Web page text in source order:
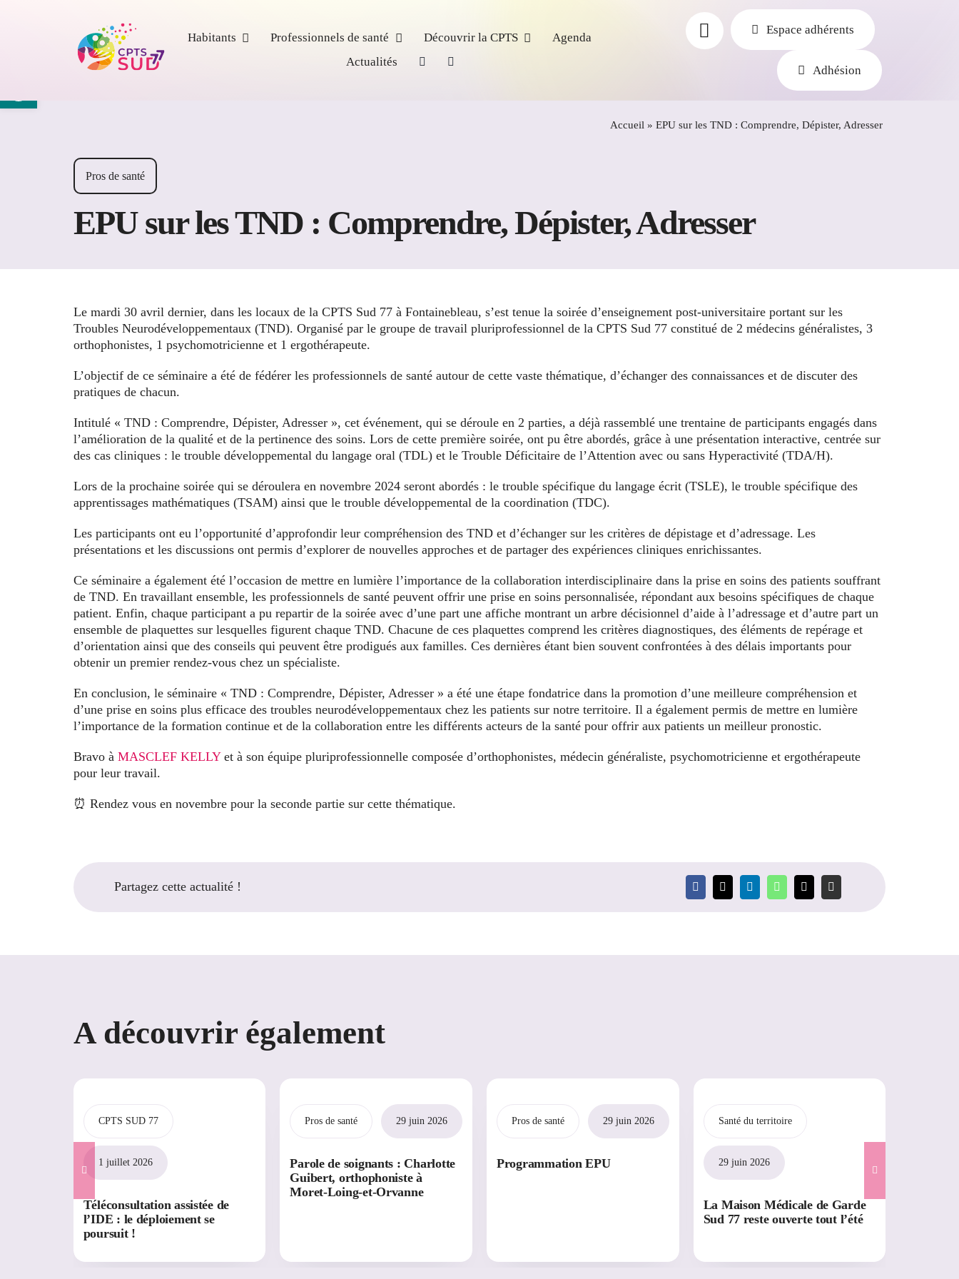
Habitants Professionnels de santé Découvrir la CPTS
Agenda
Actualités
Espace adhérents
Adhésion
Accueil» EPU sur les TND : Comprendre, Dépister, Adresser
Pros de santé
EPU sur les TND : Comprendre, Dépister, Adresser
Le mardi 30 avril dernier, dans les locaux de la CPTS Sud 77 à Fontainebleau, s’est tenue la soirée d’enseignement post-universitaire portant sur les
Troubles Neurodéveloppementaux (TND). Organisé par le groupe de travail pluriprofessionnel de la CPTS Sud 77 constitué de 2 médecins généralistes, 3
orthophonistes, 1 psychomotricienne et 1 ergothérapeute.
L’objectif de ce séminaire a été de fédérer les professionnels de santé autour de cette vaste thématique, d’échanger des connaissances et de discuter des
pratiques de chacun.
Intitulé « TND : Comprendre, Dépister, Adresser », cet événement, qui se déroule en 2 parties, a déjà rassemblé une trentaine de participants engagés dans
l’amélioration de la qualité et de la pertinence des soins. Lors de cette première soirée, ont pu être abordés, grâce à une présentation interactive, centrée sur
des cas cliniques : le trouble développemental du langage oral (TDL) et le Trouble Déficitaire de l’Attention avec ou sans Hyperactivité (TDA/H).
Lors de la prochaine soirée qui se déroulera en novembre 2024 seront abordés : le trouble spécifique du langage écrit (TSLE), le trouble spécifique des
apprentissages mathématiques (TSAM) ainsi que le trouble développemental de la coordination (TDC).
Les participants ont eu l’opportunité d’approfondir leur compréhension des TND et d’échanger sur les critères de dépistage et d’adressage. Les
présentations et les discussions ont permis d’explorer de nouvelles approches et de partager des expériences cliniques enrichissantes.
Ce séminaire a également été l’occasion de mettre en lumière l’importance de la collaboration interdisciplinaire dans la prise en soins des patients souffrant
de TND. En travaillant ensemble, les professionnels de santé peuvent offrir une prise en soins personnalisée, répondant aux besoins spécifiques de chaque
patient. Enfin, chaque participant a pu repartir de la soirée avec d’une part une affiche montrant un arbre décisionnel d’aide à l’adressage et d’autre part un
ensemble de plaquettes sur lesquelles figurent chaque TND. Chacune de ces plaquettes comprend les critères diagnostiques, des éléments de repérage et
d’orientation ainsi que des conseils qui peuvent être prodigués aux familles. Ces dernières étant bien souvent confrontées à des délais importants pour
obtenir un premier rendez-vous chez un spécialiste.
En conclusion, le séminaire « TND : Comprendre, Dépister, Adresser » a été une étape fondatrice dans la promotion d’une meilleure compréhension et
d’une prise en soins plus efficace des troubles neurodéveloppementaux chez les patients sur notre territoire. Il a également permis de mettre en lumière
l’importance de la formation continue et de la collaboration entre les différents acteurs de la santé pour offrir aux patients un meilleur pronostic.
Bravo à MASCLEF KELLYet à son équipe pluriprofessionnelle composée d’orthophonistes, médecin généraliste, psychomotricienne et ergothérapeute
pour leur travail.
⏰ Rendez vous en novembre pour la seconde partie sur cette thématique.
Partagez cette actualité !
A découvrir également
CPTS SUD 77
1 juillet 2026
Téléconsultation assistée de
l’IDE : le déploiement se
poursuit !
Pros de santé 29 juin 2026
Parole de soignants : Charlotte
Guibert, orthophoniste à
Moret-Loing-et-Orvanne
Pros de santé 29 juin 2026
Programmation EPU
Santé du territoire
29 juin 2026
La Maison Médicale de Garde
Sud 77 reste ouverte tout l’été